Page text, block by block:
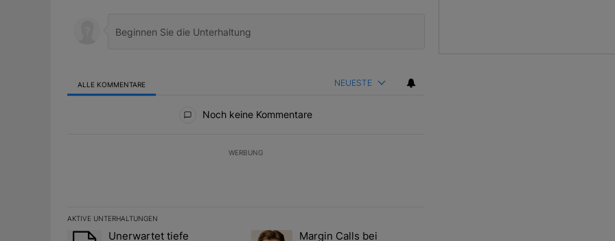
ALLE KOMMENTARE NEUESTE
Noch keine Kommentare
WERBUNG
AKTIVE UNTERHALTUNGEN
Das Folgende ist eine Liste der am meisten kommentierten Artikel der letzten 7 days.
Ein Trendartikel mit dem Titel "Unerwartet tiefe Nachfrage der Zentralbanken könnte Goldpreis weiter belasten" mit 5
Unerwartet tiefe
Ein Trendartikel mit dem Titel "Margin Calls bei Situational Awareness: Alles
Margin Calls bei